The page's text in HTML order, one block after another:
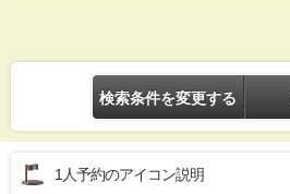
検索条件を変更する
1人予約のアイコン説明